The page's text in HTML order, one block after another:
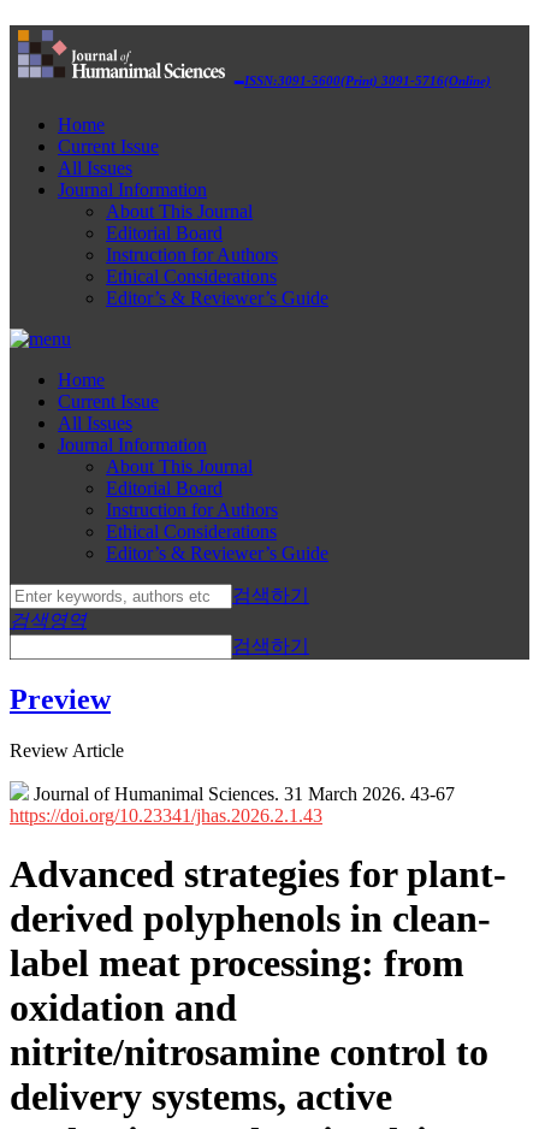
ISSN:3091-5600(Print) 3091-5716(Online)
Home
Current Issue
All Issues
Journal Information
About This Journal
Editorial Board
Instruction for Authors
Ethical Considerations
Editor’s & Reviewer’s Guide
Home
Current Issue
All Issues
Journal Information
About This Journal
Editorial Board
Instruction for Authors
Ethical Considerations
Editor’s & Reviewer’s Guide
검색하기
검색영역
검색하기
Preview
Review Article
Journal of Humanimal Sciences. 31 March 2026. 43-67
https://doi.org/10.23341/jhas.2026.2.1.43
Advanced strategies for plant-
derived polyphenols in clean-
label meat processing: from
oxidation and
nitrite/nitrosamine control to
delivery systems, active